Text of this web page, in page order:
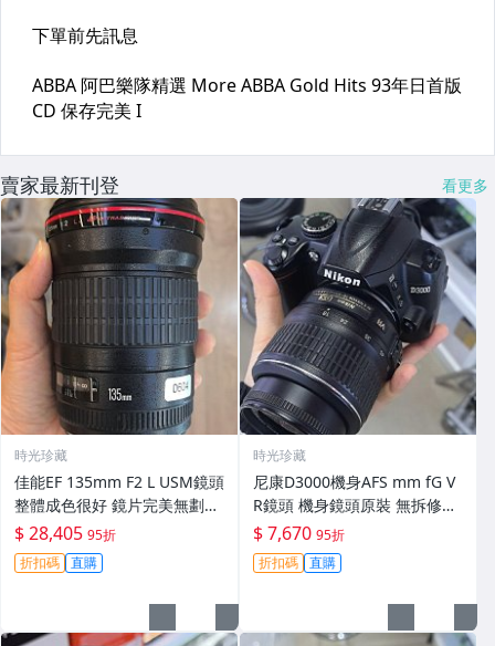
賣家最新刊登 看更多
時光珍藏
佳能EF 135mm F2 L USM鏡頭
整體成色很好 鏡片完美無劃痕
功能一切正常 無拆修無-3430
$ 28,405 95折
折扣碼 直購
時光珍藏
尼康D3000機身AFS mm fG V
R鏡頭 機身鏡頭原裝 無拆修無
翻新 有輕微使用痕跡 鏡頭-34
30
$ 7,670 95折
折扣碼 直購